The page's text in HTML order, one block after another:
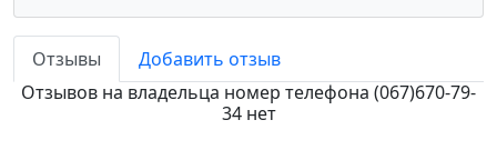
Отзывы
Добавить отзыв
Отзывов на владельца номер телефона (067)670-79-
34 нет